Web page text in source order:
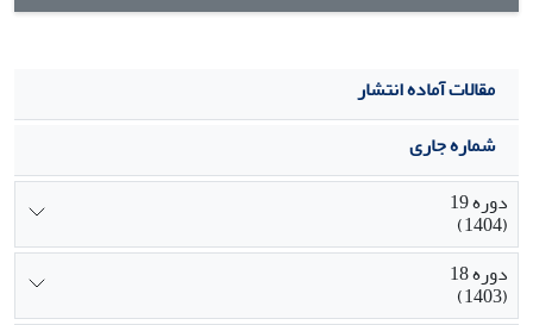
مقالات آماده انتشار
شماره جاری
دوره 19
(1404)
دوره 18
(1403)